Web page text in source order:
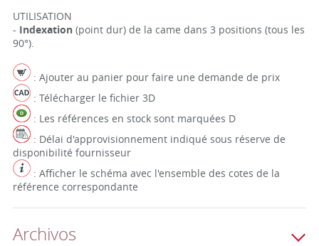
UTILISATION
- Indexation(point dur) de la came dans 3 positions (tous les
90°).
: Ajouter au panier pour faire une demande de prix
: Télécharger le fichier 3D
: Les références en stock sont marquées D
: Délai d'approvisionnement indiqué sous réserve de
disponibilité fournisseur
: Afficher le schéma avec l'ensemble des cotes de la
référence correspondante
Archivos